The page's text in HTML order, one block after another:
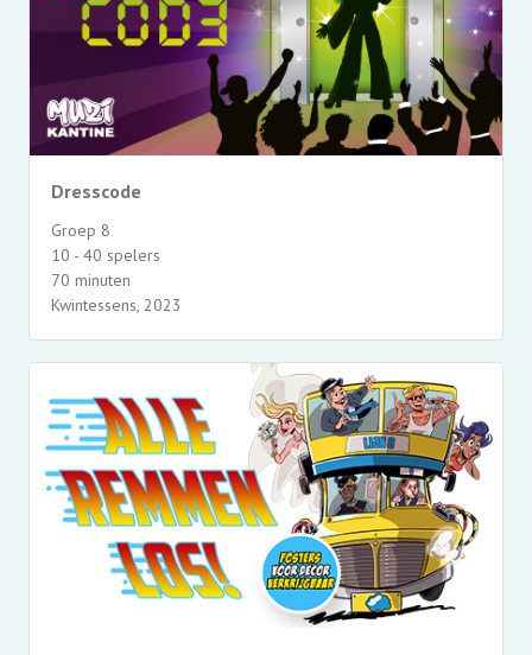
Dresscode
Groep 8
10 - 40 spelers
70 minuten
Kwintessens, 2023